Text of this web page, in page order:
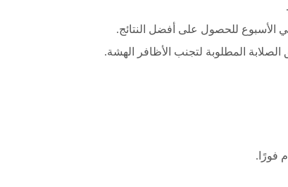
الأسبوع للحصول على أفضل النتائج.
المطلوبة لتجنب الأظافر الهشة.
فورًا.